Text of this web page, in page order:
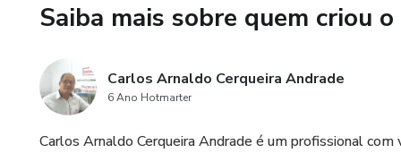
Saiba mais sobre quem criou
Carlos Arnaldo Cerqueira Andrade
6 Ano Hotmarter
Carlos Arnaldo Cerqueira Andrade é um profissional